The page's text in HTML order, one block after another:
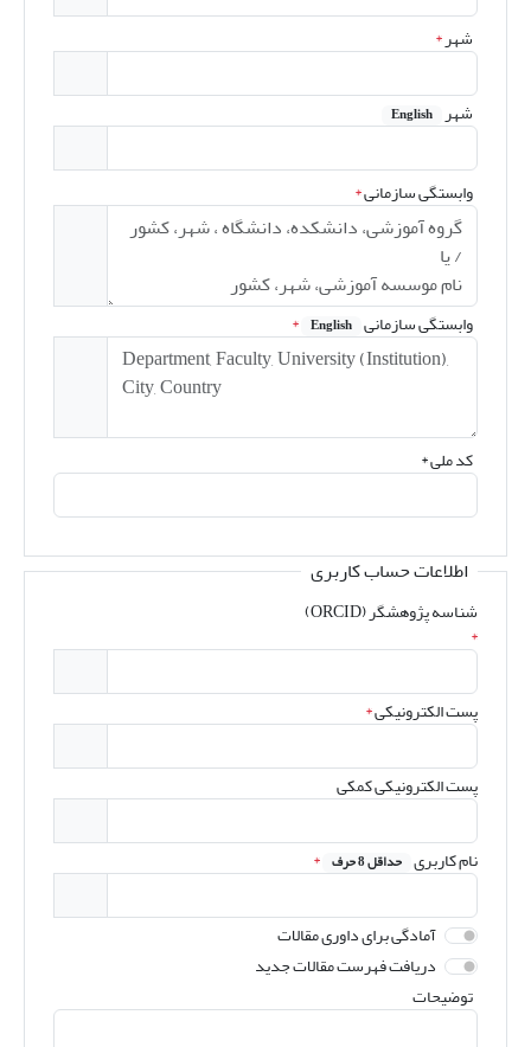
شهر*
شهر English
وابستگی سازمانی*
وابستگی سازمانی English
*
کد ملی*
اطلاعات حساب کاربری
شناسه پژوهشگر (ORCID)
*
پست الکترونیکی*
پست الکترونیکی کمکی
نام کاربری حداقل 8 حرف *
آمادگی برای داوری مقالات
دریافت فهرست مقالات جدید
توضیحات